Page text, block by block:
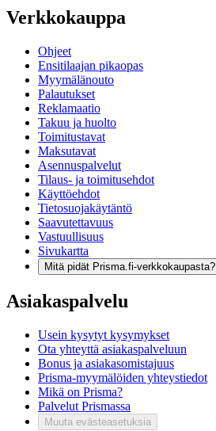
Verkkokauppa
Ohjeet
Ensitilaajan pikaopas
Myymälänouto
Palautukset
Reklamaatio
Takuu ja huolto
Toimitustavat
Maksutavat
Asennuspalvelut
Tilaus- ja toimitusehdot
Käyttöehdot
Tietosuojakäytäntö
Saavutettavuus
Vastuullisuus
Sivukartta
Mitä pidät Prisma.fi-verkkokaupasta?
Asiakaspalvelu
Usein kysytyt kysymykset
Ota yhteyttä asiakaspalveluun
Bonus ja asiakasomistajuus
Prisma-myymälöiden yhteystiedot
Mikä on Prisma?
Palvelut Prismassa
Muuta evästeasetuksia